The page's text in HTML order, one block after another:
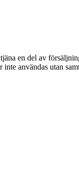
en del av
användas utan